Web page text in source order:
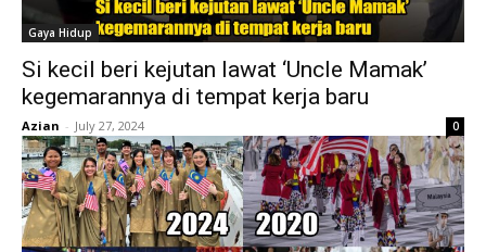
Gaya Hidup
Si kecil beri kejutan lawat ‘Uncle Mamak’
kegemarannya di tempat kerja baru
Azian - July 27, 2024 0